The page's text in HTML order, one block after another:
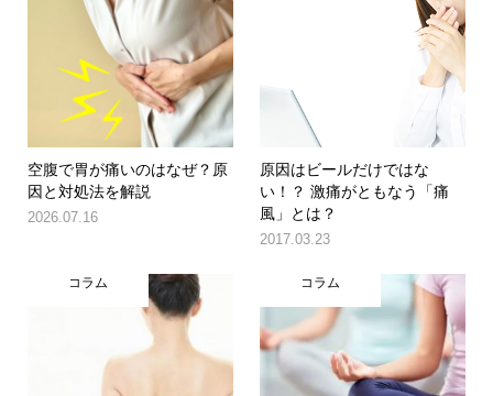
空腹で胃が痛いのはなぜ？原
因と対処法を解説
2026.07.16
原因はビールだけではな
い！？ 激痛がともなう「痛
風」とは？
2017.03.23
コラム コラム